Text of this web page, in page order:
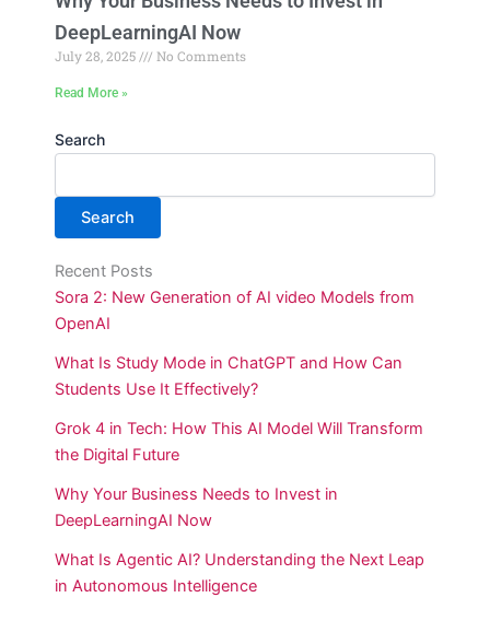
DeepLearningAI Now
July 28, 2025 No Comments
Read More »
Search
Search
Recent Posts
Sora 2: New Generation of AI video Models from
OpenAI
What Is Study Mode in ChatGPT and How Can
Students Use It Effectively?
Grok 4 in Tech: How This AI Model Will Transform
the Digital Future
Why Your Business Needs to Invest in
DeepLearningAI Now
What Is Agentic AI? Understanding the Next Leap
in Autonomous Intelligence